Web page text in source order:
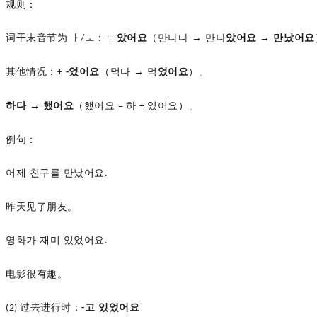
规则：
词干末音节为 ㅏ/ㅗ： + -았어요 （만나다 → 만나았어요 → 만났어요
其他情况： + -었어요 （먹다 → 먹 었어요）。
하다 → 했어요 （했어요 =하+ 였어요）。
例句：
어제 친구를 만났어요 .
昨天见了朋友。
영화가 재미 있었어요 .
电影很有趣。
(2)过去进行时：-고 있었어요